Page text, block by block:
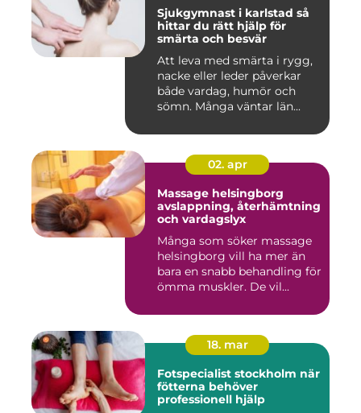
Sjukgymnast i karlstad så
hittar du rätt hjälp för
smärta och besvär
Att leva med smärta i rygg,
nacke eller leder påverkar
både vardag, humör och
sömn. Många väntar län...
02. apr
Massage helsingborg
avslappning, återhämtning
och vardagslyx
Många som söker massage
helsingborg vill ha mer än
bara en snabb behandling för
ömma muskler. De vil...
18. mar
Fotspecialist stockholm när
fötterna behöver
professionell hjälp